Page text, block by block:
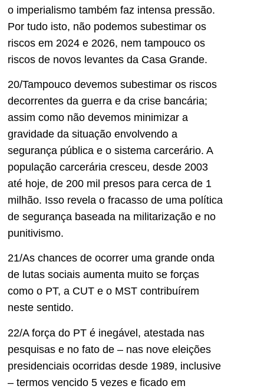
o imperialismo também faz intensa pressão.
Por tudo isto, não podemos subestimar os
riscos em 2024 e 2026, nem tampouco os
riscos de novos levantes da Casa Grande.
20/Tampouco devemos subestimar os riscos
decorrentes da guerra e da crise bancária;
assim como não devemos minimizar a
gravidade da situação envolvendo a
segurança pública e o sistema carcerário. A
população carcerária cresceu, desde 2003
até hoje, de 200 mil presos para cerca de 1
milhão. Isso revela o fracasso de uma política
de segurança baseada na militarização e no
punitivismo.
21/As chances de ocorrer uma grande onda
de lutas sociais aumenta muito se forças
como o PT, a CUT e o MST contribuírem
neste sentido.
22/A força do PT é inegável, atestada nas
pesquisas e no fato de – nas nove eleições
presidenciais ocorridas desde 1989, inclusive
– termos vencido 5 vezes e ficado em